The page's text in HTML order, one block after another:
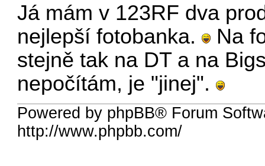
Já mám v 123RF dva
nejlepší fotobanka.
Na
stejně tak na DT a na
nepočítám, je "jinej".
Powered by phpBB® Forum
http://www.phpbb.com/